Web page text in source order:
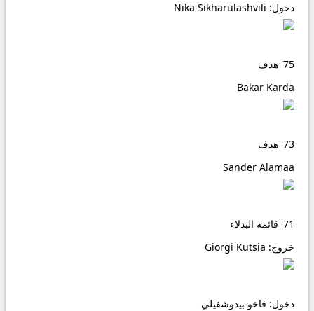
دخول:
75' هدف
Bakar Karda
73' هدف
Sander Alamaa
71' قائمة البدلاء
خروج:
دخول: فاخو بيدوشفيلي